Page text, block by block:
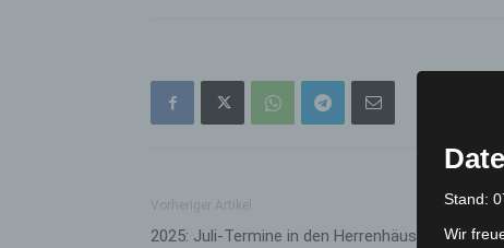
2025: Juli-Termine in den Herrenhäuser Gärten
Stand:
Wir